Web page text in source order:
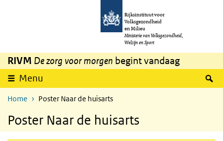
Overslaan en naar de inhoud gaan
Rijksinstituut voor
Volksgezondheid
en Milieu
Ministerie van Volksgezondheid,
Welzijn en Sport
RIVM De zorg voor morgen begint vandaag
Menu
Home Poster Naar de huisarts
Poster Naar de huisarts